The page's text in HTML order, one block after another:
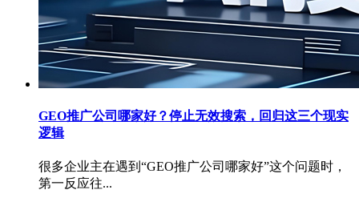
GEO推广公司哪家好？停止无效搜索，回归这三个现实
逻辑
很多企业主在遇到“GEO推广公司哪家好”这个问题时，
第一反应往...